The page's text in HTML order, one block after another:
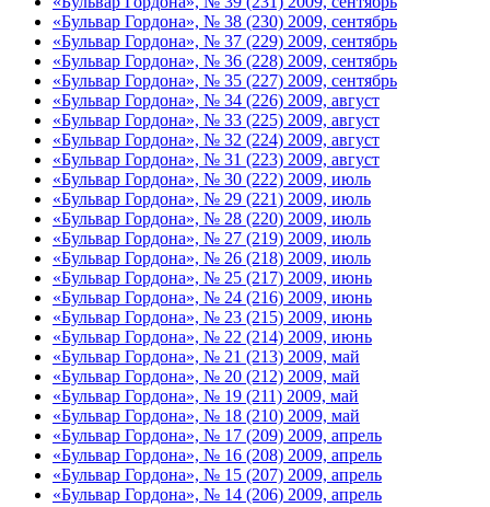
«Бульвар Гордона», № 38 (230) 2009, сентябрь
«Бульвар Гордона», № 37 (229) 2009, сентябрь
«Бульвар Гордона», № 36 (228) 2009, сентябрь
«Бульвар Гордона», № 35 (227) 2009, сентябрь
«Бульвар Гордона», № 34 (226) 2009, август
«Бульвар Гордона», № 33 (225) 2009, август
«Бульвар Гордона», № 32 (224) 2009, август
«Бульвар Гордона», № 31 (223) 2009, август
«Бульвар Гордона», № 30 (222) 2009, июль
«Бульвар Гордона», № 29 (221) 2009, июль
«Бульвар Гордона», № 28 (220) 2009, июль
«Бульвар Гордона», № 27 (219) 2009, июль
«Бульвар Гордона», № 26 (218) 2009, июль
«Бульвар Гордона», № 25 (217) 2009, июнь
«Бульвар Гордона», № 24 (216) 2009, июнь
«Бульвар Гордона», № 23 (215) 2009, июнь
«Бульвар Гордона», № 22 (214) 2009, июнь
«Бульвар Гордона», № 21 (213) 2009, май
«Бульвар Гордона», № 20 (212) 2009, май
«Бульвар Гордона», № 19 (211) 2009, май
«Бульвар Гордона», № 18 (210) 2009, май
«Бульвар Гордона», № 17 (209) 2009, апрель
«Бульвар Гордона», № 16 (208) 2009, апрель
«Бульвар Гордона», № 15 (207) 2009, апрель
«Бульвар Гордона», № 14 (206) 2009, апрель